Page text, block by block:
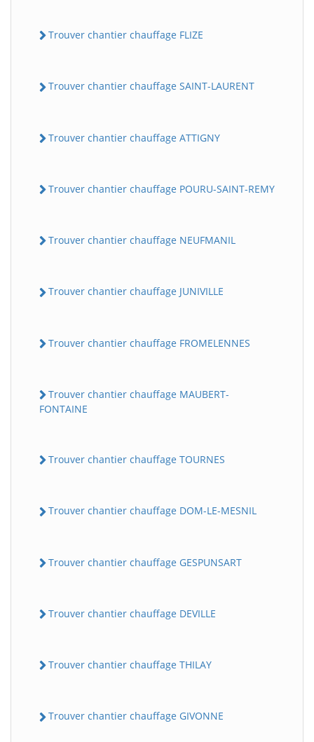
Trouver chantier chauffage FLIZE
Trouver chantier chauffage SAINT-LAURENT
Trouver chantier chauffage ATTIGNY
Trouver chantier chauffage POURU-SAINT-REMY
Trouver chantier chauffage NEUFMANIL
Trouver chantier chauffage JUNIVILLE
Trouver chantier chauffage FROMELENNES
Trouver chantier chauffage MAUBERT-
FONTAINE
Trouver chantier chauffage TOURNES
Trouver chantier chauffage DOM-LE-MESNIL
Trouver chantier chauffage GESPUNSART
Trouver chantier chauffage DEVILLE
Trouver chantier chauffage THILAY
Trouver chantier chauffage GIVONNE